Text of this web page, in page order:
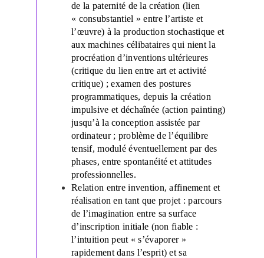
de la paternité de la création (lien
« consubstantiel » entre l’artiste et
l’œuvre) à la production stochastique et
aux machines célibataires qui nient la
procréation d’inventions ultérieures
(critique du lien entre art et activité
critique) ; examen des postures
programmatiques, depuis la création
impulsive et déchaînée (action painting)
jusqu’à la conception assistée par
ordinateur ; problème de l’équilibre
tensif, modulé éventuellement par des
phases, entre spontanéité et attitudes
professionnelles.
Relation entre invention, affinement et
réalisation en tant que projet : parcours
de l’imagination entre sa surface
d’inscription initiale (non fiable :
l’intuition peut « s’évaporer »
rapidement dans l’esprit) et sa